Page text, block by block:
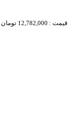
قیمت : 12,782,000 تومان